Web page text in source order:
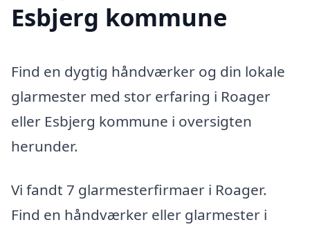
Esbjerg kommune
Find en dygtig håndværker og din lokale
glarmester med stor erfaring i Roager
eller Esbjerg kommune i oversigten
herunder.
Vi fandt 7 glarmesterfirmaer i Roager.
Find en håndværker eller glarmester i